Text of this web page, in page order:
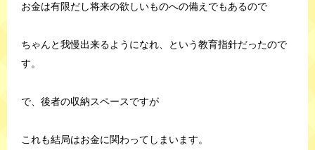
お金は有限だし将来の欲しいものへの備えでもあるので
ちゃんと我慢出来るようになれ、という教育指針だったので
す。
で、後者の収納スペースですが
これも結局はお金に関わってしまいます。